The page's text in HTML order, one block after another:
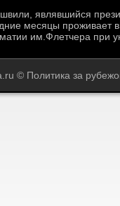
являвшийся
месяцы проживает
им.Флетчера при
© Политика за